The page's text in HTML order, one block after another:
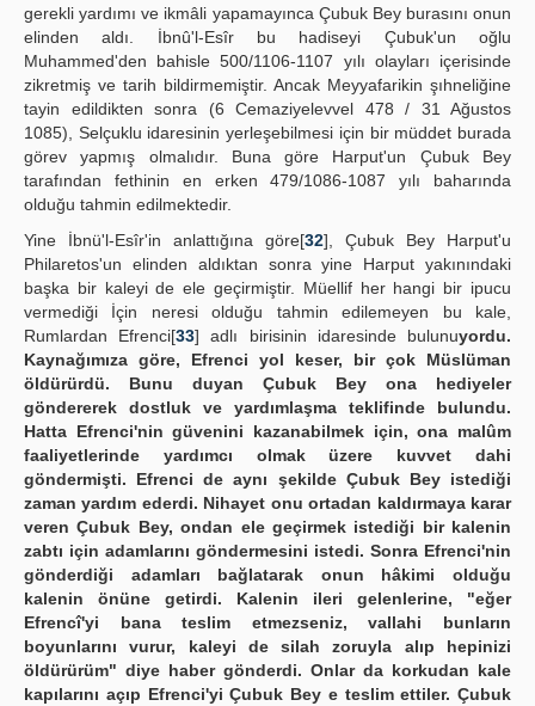
gerekli yardımı ve ikmâli yapamayınca Çubuk Bey burasını onun
elinden aldı. İbnû'l-Esîr bu hadiseyi Çubuk'un oğlu
Muhammed'den bahisle 500/1106-1107 yılı olayları içerisinde
zikretmiş ve tarih bildirmemiştir. Ancak Meyyafarikin şıhneliğine
tayin edildikten sonra (6 Cemaziyelevvel 478 / 31 Ağustos
1085), Selçuklu idaresinin yerleşebilmesi için bir müddet burada
görev yapmış olmalıdır. Buna göre Harput'un Çubuk Bey
tarafından fethinin en erken 479/1086-1087 yılı baharında
olduğu tahmin edilmektedir.
Yine İbnü'l-Esîr'in anlattığına göre[32], Çubuk Bey Harput'u
Philaretos'un elinden aldıktan sonra yine Harput yakınındaki
başka bir kaleyi de ele geçirmiştir. Müellif her hangi bir ipucu
vermediği İçin neresi olduğu tahmin edilemeyen bu kale,
Rumlardan Efrenci[33] adlı birisinin idaresinde bulunuyordu.
Kaynağımıza göre, Efrenci yol keser, bir çok Müslüman
öldürürdü. Bunu duyan Çubuk Bey ona hediyeler
göndererek dostluk ve yardımlaşma teklifinde bulundu.
Hatta Efrenci'nin güvenini kazanabilmek için, ona malûm
faaliyetlerinde yardımcı olmak üzere kuvvet dahi
göndermişti. Efrenci de aynı şekilde Çubuk Bey istediği
zaman yardım ederdi. Nihayet onu ortadan kaldırmaya karar
veren Çubuk Bey, ondan ele geçirmek istediği bir kalenin
zabtı için adamlarını göndermesini istedi. Sonra Efrenci'nin
gönderdiği adamları bağlatarak onun hâkimi olduğu
kalenin önüne getirdi. Kalenin ileri gelenlerine, "eğer
Efrencî'yi bana teslim etmezseniz, vallahi bunların
boyunlarını vurur, kaleyi de silah zoruyla alıp hepinizi
öldürürüm" diye haber gönderdi. Onlar da korkudan kale
kapılarını açıp Efrenci'yi Çubuk Bey e teslim ettiler. Çubuk